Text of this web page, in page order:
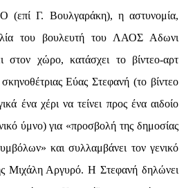
(επί Γ. Βουλγαράκη), η αστυνομία,
του βουλευτή του ΛΑΟΣ Αδωνι
στον χώρο, κατάσχει το βίντεο-αρτ
Εύας Στεφανή (το βίντεο
ένα χέρι να τείνει προς ένα αιδοίο
ύμνο) για «προσβολή της δημοσίας
και συλλαμβάνει τον γενικό
Μιχάλη Αργυρό. Η Στεφανή δηλώνει